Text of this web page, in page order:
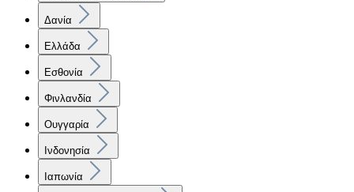
Δανία
Ελλάδα
Εσθονία
Φινλανδία
Ουγγαρία
Ινδονησία
Ιαπωνία